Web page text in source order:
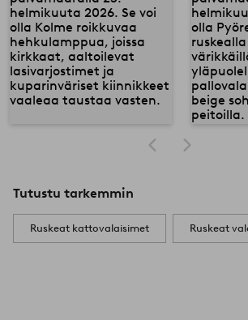
Tutustu tarkemmin
Ruskeat kattovalaisimet Ruskeat